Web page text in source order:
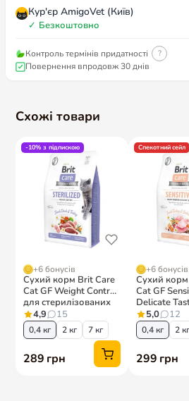
Кур'єр AmigoVet (Київ)
✓ Безкоштовно
Контроль термінів придатності ?
Повернення впродовж 30 днів
Схожі товари